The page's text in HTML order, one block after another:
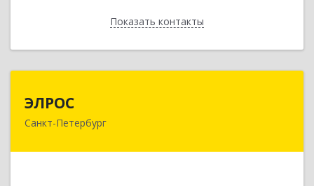
Показать контакты
Назад
ЭЛРОС
Санкт-Петербург
191024, Санкт-Петербург г, Тележная ул, дом №